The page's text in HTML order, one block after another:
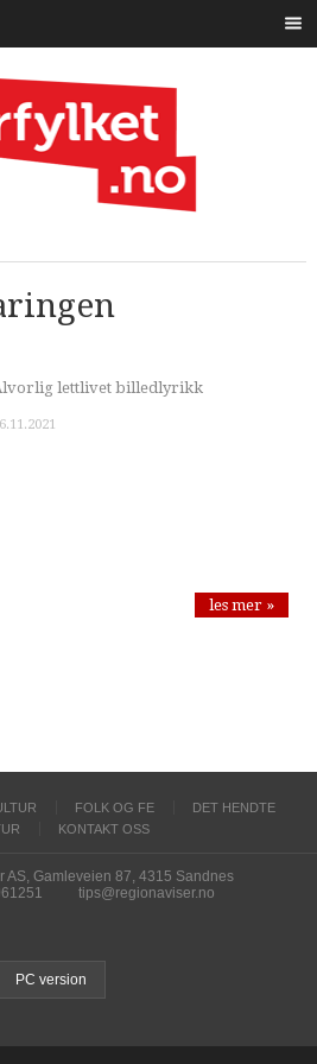
lettlivet billedlyrikk
les mer »
FOLK OG FE
DET HENDTE
KONTAKT OSS
Gamleveien 87, 4315 Sandnes
tips@regionaviser.no
PC version